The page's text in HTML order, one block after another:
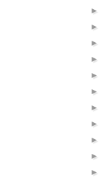
►
►
►
►
►
►
►
►
►
►
►